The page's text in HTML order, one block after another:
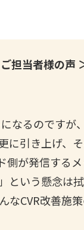
担当者様の声
なるのですが
に引き上げ、
が発信するメ
という懸念は
なCVR改善施